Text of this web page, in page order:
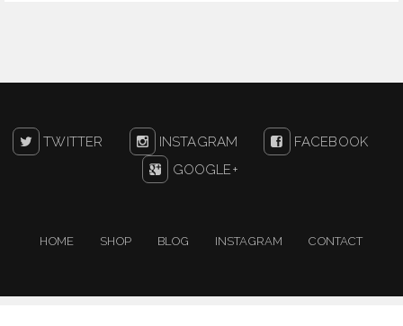
TWITTER INSTAGRAM
FACEBOOK
GOOGLE+
HOME SHOP BLOG INSTAGRAM CONTACT